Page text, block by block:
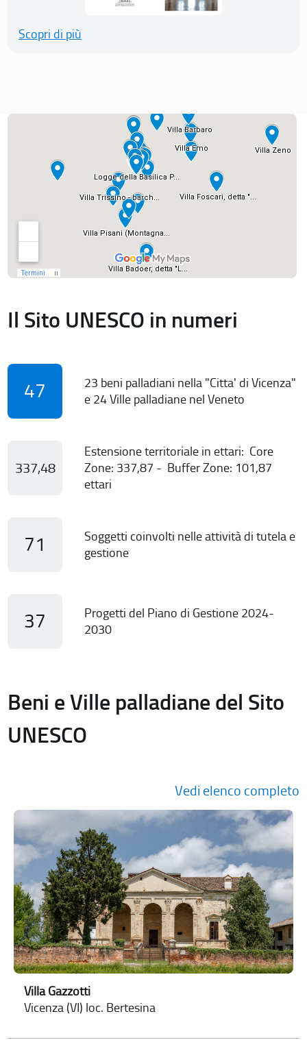
Scopri di più
Il Sito UNESCO in numeri
47
23 beni palladiani nella "Citta' di Vicenza"
e 24 Ville palladiane nel Veneto
337,48
Estensione territoriale in ettari: Core
Zone: 337,87 - Buffer Zone: 101,87
ettari
71
Soggetti coinvolti nelle attività di tutela e
gestione
37
Progetti del Piano di Gestione 2024-
2030
Beni e Ville palladiane del Sito
UNESCO
Vedi elenco completo
Villa Gazzotti
Vicenza (VI) loc. Bertesina